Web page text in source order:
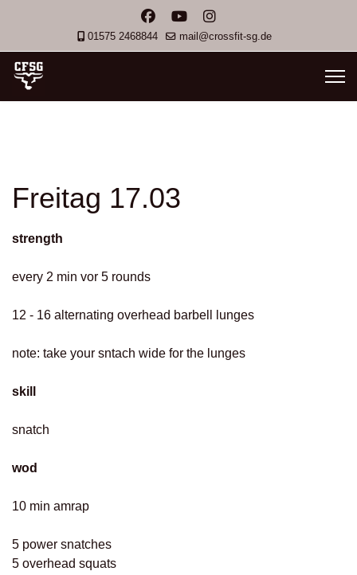
01575 2468844 mail@crossfit-sg.de
Freitag 17.03
strength
every 2 min vor 5 rounds
12 - 16 alternating overhead barbell lunges
note: take your sntach wide for the lunges
skill
snatch
wod
10 min amrap
5 power snatches
5 overhead squats